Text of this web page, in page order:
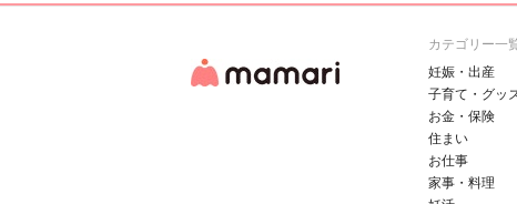
カテゴリー一
妊娠・出産
子育て・グッ
お金・保険
住まい
お仕事
家事・料理